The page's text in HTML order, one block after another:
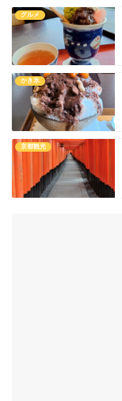
グルメ
かき氷
京都観光